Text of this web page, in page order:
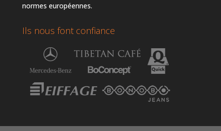
normes européennes.
Ils nous font confiance